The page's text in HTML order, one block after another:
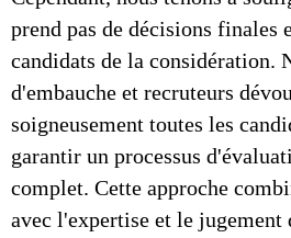
prend pas de décisions finales
candidats de la considération.
d'embauche et recruteurs
soigneusement toutes les
garantir un processus
complet. Cette approche
avec l'expertise et le jugement